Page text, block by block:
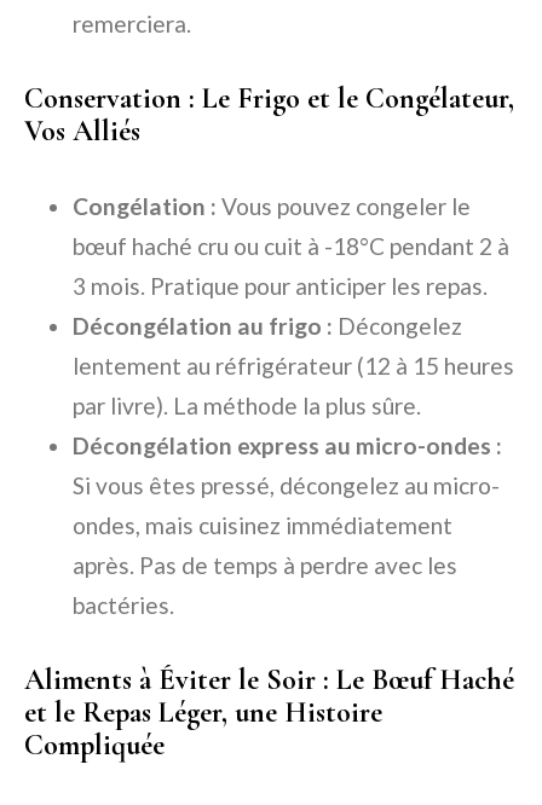
remerciera.
Conservation : Le Frigo et le Congélateur,
Vos Alliés
Congélation : Vous pouvez congeler le
bœuf haché cru ou cuit à -18°C pendant 2 à
3 mois. Pratique pour anticiper les repas.
Décongélation au frigo : Décongelez
lentement au réfrigérateur (12 à 15 heures
par livre). La méthode la plus sûre.
Décongélation express au micro-ondes :
Si vous êtes pressé, décongelez au micro-
ondes, mais cuisinez immédiatement
après. Pas de temps à perdre avec les
bactéries.
Aliments à Éviter le Soir : Le Bœuf Haché
et le Repas Léger, une Histoire
Compliquée